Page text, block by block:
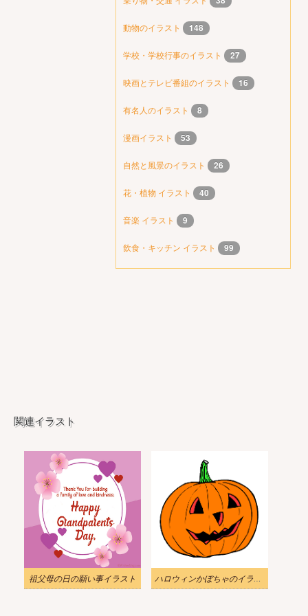
動物のイラスト 148
学校・学校行事のイラスト 27
映画とテレビ番組のイラスト 16
有名人のイラスト 8
漫画イラスト 53
自然と風景のイラスト 26
花・植物 イラスト 40
音楽 イラスト 9
飲食・キッチン イラスト 99
関連イラスト
祖父母の日の願い事イラスト ハロウィンかぼちゃのイラスト